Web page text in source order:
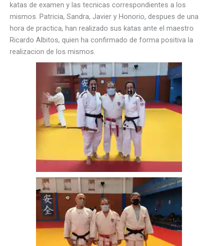
katas de examen y las tecnicas correspondientes a los
mismos. Patricia, Sandra, Javier y Honorio, despues de una
hora de practica, han realizado sus katas ante el maestro
Ricardo Albitos, quien ha confirmado de forma positiva la
realizacion de los mismos.